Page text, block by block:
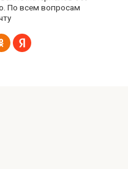
По всем вопросам